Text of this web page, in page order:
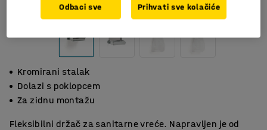
Kromirani stalak
Dolazi s poklopcem
Za zidnu montažu
Fleksibilni držač za sanitarne vreće. Napravljen je od
Odbaci sve Prihvati sve kolačiće